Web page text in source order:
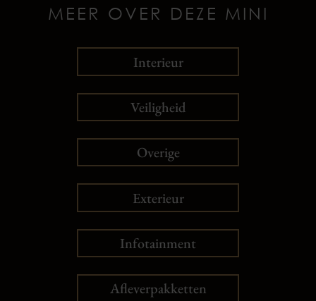
MEER OVER DEZE MINI
Interieur
Veiligheid
Overige
Exterieur
Infotainment
Afleverpakketten